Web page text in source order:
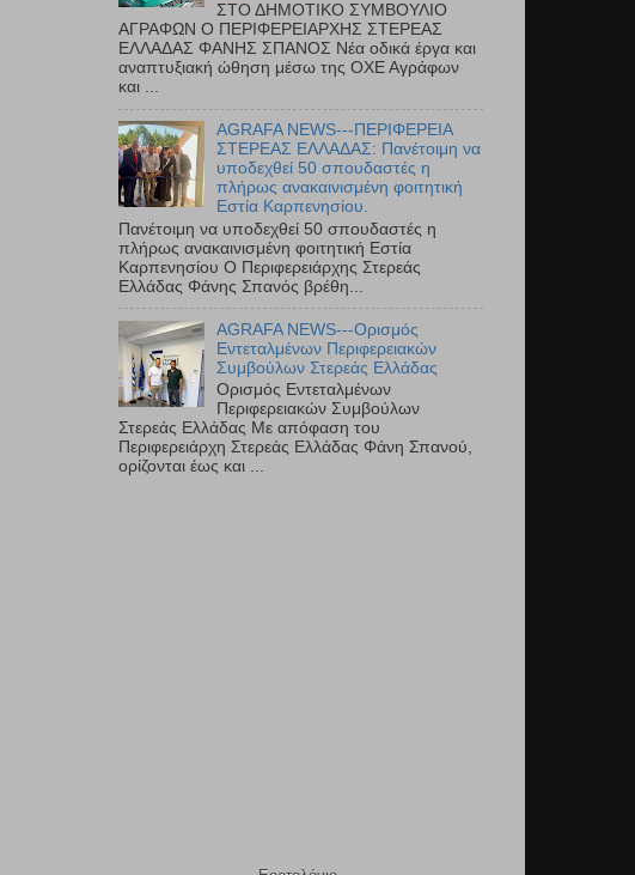
ΣΤΟ ΔΗΜΟΤΙΚΟ ΣΥΜΒΟΥΛΙΟ
ΑΓΡΑΦΩΝ Ο ΠΕΡΙΦΕΡΕΙΑΡΧΗΣ ΣΤΕΡΕΑΣ
ΕΛΛΑΔΑΣ ΦΑΝΗΣ ΣΠΑΝΟΣ Νέα οδικά έργα και
αναπτυξιακή ώθηση μέσω της ΟΧΕ Αγράφων
και ...
AGRAFA NEWS---ΠΕΡΙΦΕΡΕΙΑ
ΣΤΕΡΕΑΣ ΕΛΛΑΔΑΣ: Πανέτοιμη να
υποδεχθεί 50 σπουδαστές η
πλήρως ανακαινισμένη φοιτητική
Εστία Καρπενησίου.
Πανέτοιμη να υποδεχθεί 50 σπουδαστές η
πλήρως ανακαινισμένη φοιτητική Εστία
Καρπενησίου Ο Περιφερειάρχης Στερεάς
Ελλάδας Φάνης Σπανός βρέθη...
AGRAFA NEWS---Ορισμός
Εντεταλμένων Περιφερειακών
Συμβούλων Στερεάς Ελλάδας
Ορισμός Εντεταλμένων
Περιφερειακών Συμβούλων
Στερεάς Ελλάδας Με απόφαση του
Περιφερειάρχη Στερεάς Ελλάδας Φάνη Σπανού,
ορίζονται έως και ...